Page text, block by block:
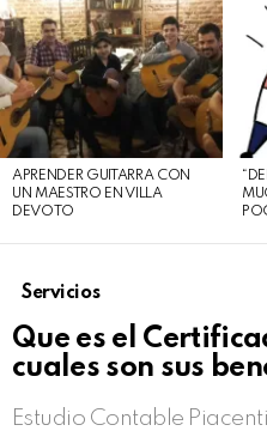
STORIES
APRENDER GUITARRA CON
UN MAESTRO EN VILLA
DEVOTO
Servicios
Que es el
cuales son sus
Estudio Contable